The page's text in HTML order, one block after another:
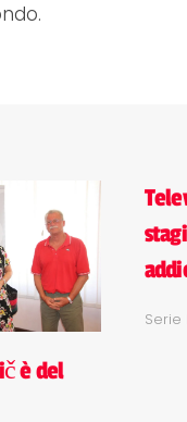
è del
Serie